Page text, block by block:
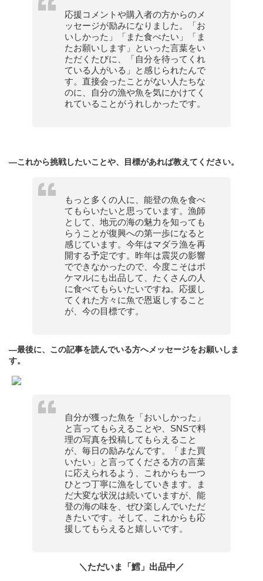
応援コメントや購入者の方からのメ
ッセージが励みになりました。「お
いしかった」「また食べたい」「ま
たお願いします」といった言葉をい
ただくたびに、「自分を待ってくれ
ている人がいる」と感じられたんで
す。直接会ったことがない人たちな
のに、自分の漁や魚を気にかけてく
れていることがうれしかったです。
—これから挑戦したいことや、目標があれば教えてください。
もっと多くの人に、能登の魚を食べ
てもらいたいと思っています。漁師
として、地元の海の魅力を知っても
らうことが復興への第一歩になると
感じています。今年はマダラ漁を再
開する予定です。昨年は震災の影響
でできなかったので、今度こそはポ
ケマルにも出品して、たくさんの人
に食べてもらいたいですね。応援し
てくれた方々に魚で恩返しすること
が、今の目標です。
—最後に、この記事を読んでいる方へメッセージをお願いしま
す。
自分が獲った魚を「おいしかった」
と言ってもらえることや、SNSで料
理の写真を投稿してもらえること
が、毎日の励みなんです。「また買
いたい」と言ってくださる方の言葉
に応えられるよう、これからも一つ
ひとつ丁寧に漁をしていきます。ま
だ大変な状況は続いていますが、能
登の海の味を、ぜひ楽しんでいただ
きたいです。そして、これからも応
援してもらえると嬉しいです。
＼ただいま「鱈」出品中／